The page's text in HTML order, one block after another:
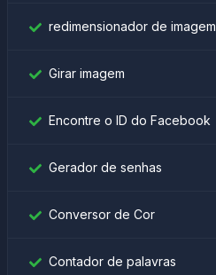
redimensionador de imagem
Girar imagem
Encontre o ID do Facebook
Gerador de senhas
Conversor de Cor
Contador de palavras